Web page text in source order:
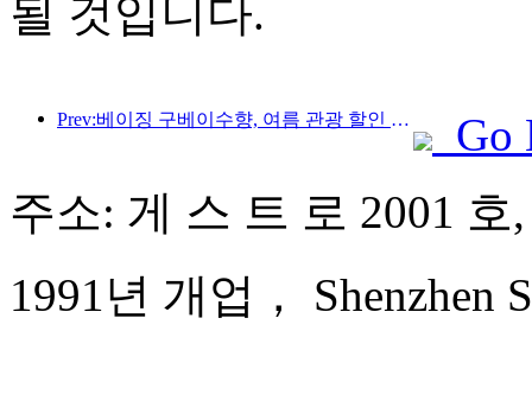
될 것입니다.
Prev:베이징 구베이수향, 여름 관광 할인 행사 시작
Go
주소: 게 스 트 로 2001
1991년 개업， Shenzhen